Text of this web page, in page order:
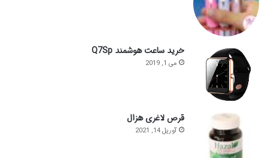
خرید ساعت هوشمند Q7Sp
می 1, 2019
قرص لاغری هزال
آوریل 14, 2021